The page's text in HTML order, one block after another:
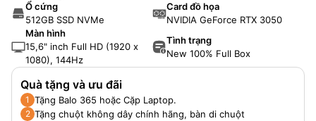
Cache)
Ổ cứng
512GB SSD NVMe
Card đồ họa
NVIDIA GeForce RTX 3050
Màn hình
15,6" inch Full HD (1920 x
1080), 144Hz
Tình trạng
New 100% Full Box
Quà tặng và ưu đãi
1 Tặng Balo 365 hoặc Cặp Laptop.
2 Tặng chuột không dây chính hãng, bàn di chuột